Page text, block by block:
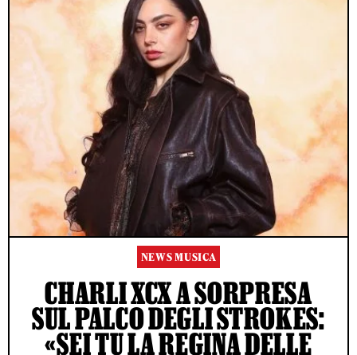
NEWS MUSICA
CHARLI XCX A SORPRESA
SUL PALCO DEGLI STROKES:
«SEI TU LA REGINA DELLE